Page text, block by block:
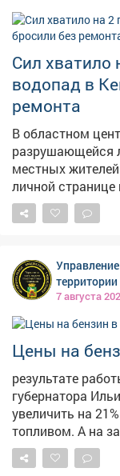
Сил хватило
водопад в
ремонта
В областном
разрушающейся
местных жителей. Фотографиями с места на
личной
Екатерина Комарова. – Читала, что
лестницу на
опубликованных
действительно
оставшаяся
сильных ливней
превращается в
тяжести снега. Напомним, в конце июня в мэрии
сообщали, что
Пионерском
отметили, что
7 августа
Цены на
результате
губернатора
увеличить на
топливом. А на
стоимость горючего
территориям